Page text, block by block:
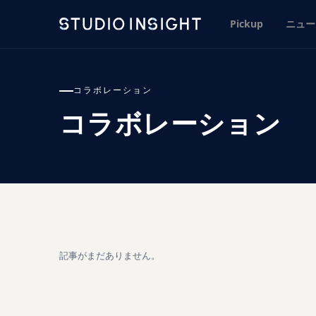
Pickup ニュ
コラボレーション
コラボレーション
記事がまだありません。